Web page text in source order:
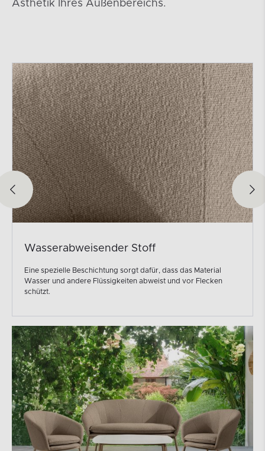
Ästhetik Ihres Außenbereichs.
Wasserabweisender Stoff
Eine spezielle Beschichtung sorgt dafür, dass das Material
Wasser und andere Flüssigkeiten abweist und vor Flecken
schützt.